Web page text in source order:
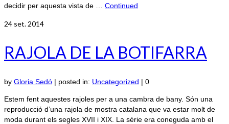
decidir per aquesta vista de … Continued
24 set. 2014
RAJOLA DE LA BOTIFARRA
by Gloria Sedó | posted in: Uncategorized | 0
Estem fent aquestes rajoles per a una cambra de bany. Són una
reproducció d’una rajola de mostra catalana que va estar molt de
moda durant els segles XVII i XIX. La sèrie era coneguda amb el